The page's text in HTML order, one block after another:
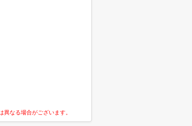
なる場合がございます。